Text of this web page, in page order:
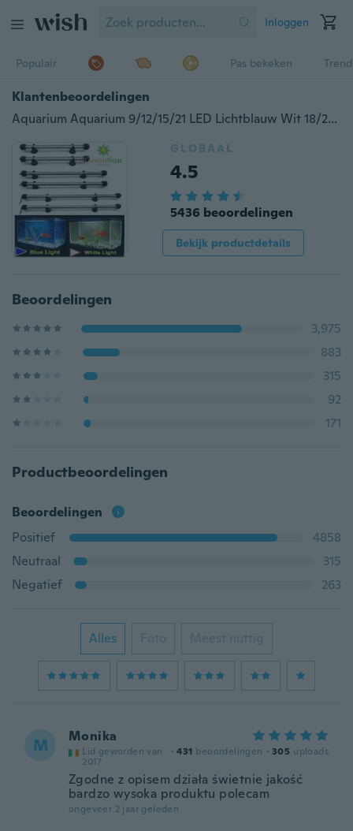
Inloggen
Populair Pas bekeken
Klantenbeoordelingen
Aquarium Aquarium 9/12/15/21 LED Lichtblauw Wit 18/28/38 / 48CM Bar Dompelpompen Waterdichte Clip Lamp Decor US UK AU EU Plug
GLOBAAL
4.5
5436 beoordelingen
Bekijk productdetails
Beoordelingen
3,975
883
315
92
171
Productbeoordelingen
Beoordelingen
Positief
4858
Neutraal
315
Negatief
263
Alles Foto Meest nuttig
M Monika
Lid geworden van
2017
· 431 beoordelingen · 305 uploads
Zgodne z opisem działa świetnie jakość
bardzo wysoka produktu polecam
ongeveer 2 jaar geleden